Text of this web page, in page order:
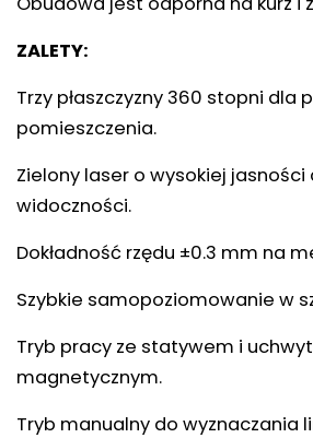
ZALETY:
Trzy płaszczyzny 360 stopni dla
pomieszczenia.
Zielony laser o wysokiej jasności
widoczności.
Dokładność rzędu ±0.3 mm na
Szybkie samopoziomowanie w
Tryb pracy ze statywem i
magnetycznym.
Tryb manualny do wyznaczania